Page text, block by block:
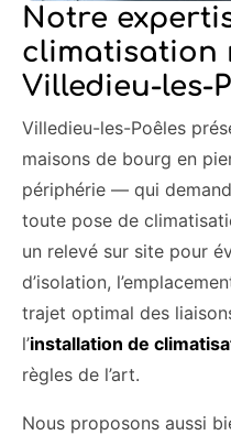
Notre
climatisation
Villedieu-les-
Villedieu-les-Poêles
maisons de bourg en
périphérie — qui
toute pose de
un relevé sur site pour
d’isolation,
trajet optimal des
l’installation de
règles de l’art.
Nous proposons aussi